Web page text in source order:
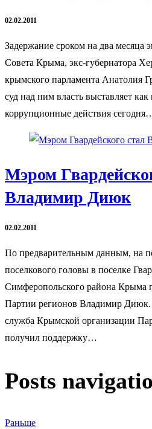
02.02.2011
Задержание сроком на два месяца
Совета Крыма, экс-губернатора
крымского парламента Анатолия
суд над ним власть выставляет
коррупционные действия
Мэром
Владимир Диюк
02.02.2011
По предварительным данным, на
поселкового головы в поселке
Симферопольского района Крыма
Партии регионов Владимир
служба Крымской организации
получил поддержку…
Posts
Раньше